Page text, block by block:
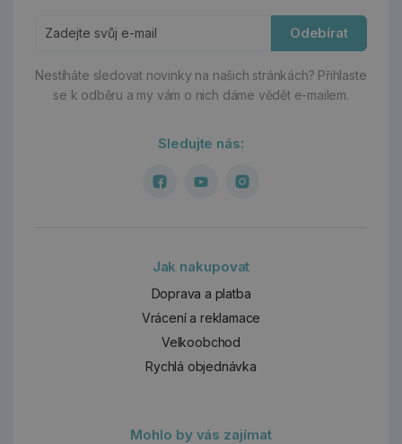
Odebírat
Nestíháte sledovat novinky na našich stránkách? Přihlaste
se k odběru a my vám o nich dáme vědět e-mailem.
Sledujte nás:
Jak nakupovat
Doprava a platba
Vrácení a reklamace
Velkoobchod
Rychlá objednávka
Mohlo by vás zajímat